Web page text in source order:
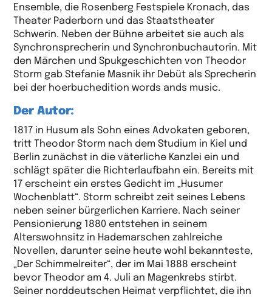
Ensemble, die Rosenberg Festspiele Kronach, das
Theater Paderborn und das Staatstheater
Schwerin. Neben der Bühne arbeitet sie auch als
Synchronsprecherin und Synchronbuchautorin. Mit
den Märchen und Spukgeschichten von Theodor
Storm gab Stefanie Masnik ihr Debüt als Sprecherin
bei der hoerbuchedition words ands music.
Der Autor:
1817 in Husum als Sohn eines Advokaten geboren,
tritt Theodor Storm nach dem Studium in Kiel und
Berlin zunächst in die väterliche Kanzlei ein und
schlägt später die Richterlaufbahn ein. Bereits mit
17 erscheint ein erstes Gedicht im „Husumer
Wochenblatt“. Storm schreibt zeit seines Lebens
neben seiner bürgerlichen Karriere. Nach seiner
Pensionierung 1880 entstehen in seinem
Alterswohnsitz in Hademarschen zahlreiche
Novellen, darunter seine heute wohl bekannteste,
„Der Schimmelreiter“, der im Mai 1888 erscheint
bevor Theodor am 4. Juli an Magenkrebs stirbt.
Seiner norddeutschen Heimat verpflichtet, die ihn